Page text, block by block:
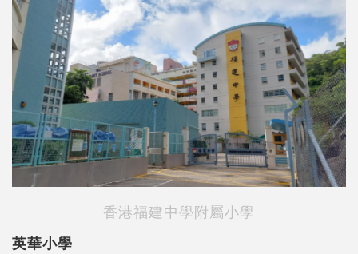
香港福建中學附屬小學
英華小學